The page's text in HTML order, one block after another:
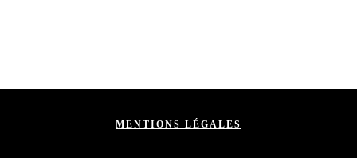
MENTIONS LÉGALES